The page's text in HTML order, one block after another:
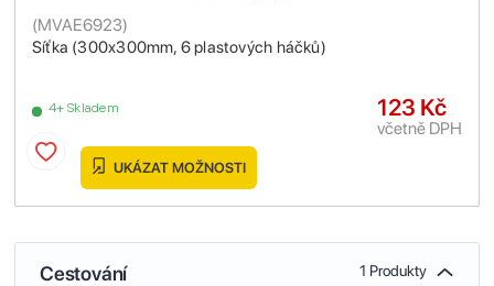
Síťka (300x300mm, 6 plastových háčků)
(MVAE6923)
4+ Skladem 123 Kč
včetně DPH
UKÁZAT MOŽNOSTI
Cestování 1 Produkty